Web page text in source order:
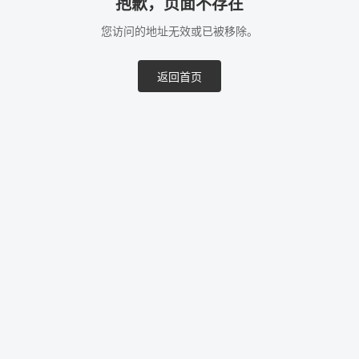
抱歉，页面不存在
您访问的地址无效或已被移除。
返回首页